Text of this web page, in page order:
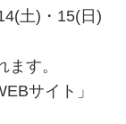
土)・15(日)
す。
サイト 」